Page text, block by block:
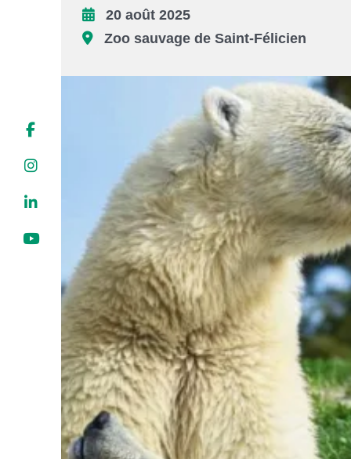
Police d'écriture lisible
20 août 2025
Zoo sauvage de Saint-Félicien